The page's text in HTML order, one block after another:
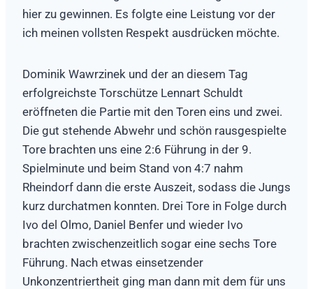
hier zu gewinnen. Es folgte eine Leistung vor der
ich meinen vollsten Respekt ausdrücken möchte.
Dominik Wawrzinek und der an diesem Tag
erfolgreichste Torschütze Lennart Schuldt
eröffneten die Partie mit den Toren eins und zwei.
Die gut stehende Abwehr und schön rausgespielte
Tore brachten uns eine 2:6 Führung in der 9.
Spielminute und beim Stand von 4:7 nahm
Rheindorf dann die erste Auszeit, sodass die Jungs
kurz durchatmen konnten. Drei Tore in Folge durch
Ivo del Olmo, Daniel Benfer und wieder Ivo
brachten zwischenzeitlich sogar eine sechs Tore
Führung. Nach etwas einsetzender
Unkonzentriertheit ging man dann mit dem für uns